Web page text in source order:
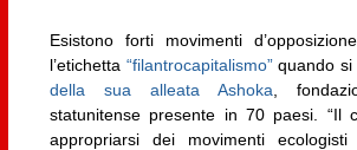
Esistono forti movimenti
l’etichetta “filantrocapitalismo”quando si
della sua alleata Ashoka ,
statunitense presente in 70 paesi. “Il
appropriarsi dei movimenti